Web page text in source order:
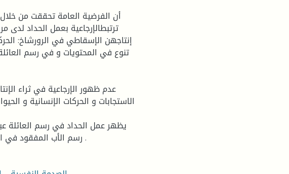
أن الفرضية العامة تحققت من
ترتبطالإرجاعية بعمل الحداد لدى
إنتاجهن الإسقاطي في الرورشاخ:
تنوع في المحتويات و في رسم
عدم ظهور الإرجاعية في ثراء
الاستجابات و الحركات الإنسانية و
يظهر عمل الحداد في رسم العائلة
رسم الأب المفقود في العائلة الخيالية و عدم حذفه و الحديث عنه .